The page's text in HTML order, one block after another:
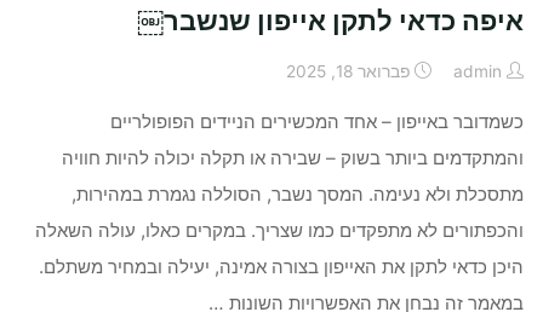
לפנים"
איפה כדאי לתקן אייפון שנשבר￼
admin פברואר 18, 2025
כשמדובר באייפון – אחד המכשירים הניידים הפופולריים
והמתקדמים ביותר בשוק – שבירה או תקלה יכולה להיות חוויה
מתסכלת ולא נעימה. המסך נשבר, הסוללה נגמרת במהירות,
והכפתורים לא מתפקדים כמו שצריך. במקרים כאלו, עולה השאלה
היכן כדאי לתקן את האייפון בצורה אמינה, יעילה ובמחיר משתלם.
במאמר זה נבחן את האפשרויות השונות …